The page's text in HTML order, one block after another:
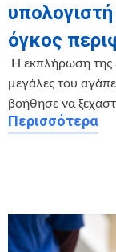
όγκος
Η εκπλήρωση της
μεγάλες του
βοήθησε να
Περισσότερα